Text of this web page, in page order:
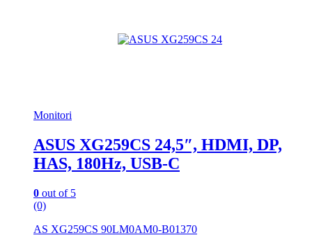
Monitori
ASUS XG259CS 24,5″, HDMI, DP,
HAS, 180Hz, USB-C
0 out of 5
(0)
AS XG259CS 90LM0AM0-B01370